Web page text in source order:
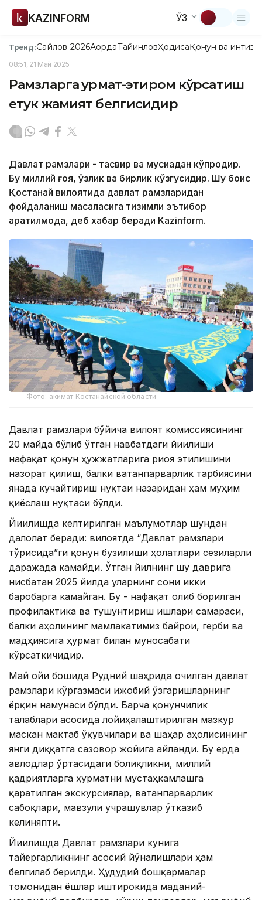
KAZINFORM ЎЗ
Тренд:Сайлов-2026АқордаТайинловҲодисаҚонун ва
08:51, 21 Май 2025
Рамзларга ҳурмат-эҳтиром кўрсатиш
етук жамият белгисидир
Давлат рамзлари - тасвир ва мусиқадан кўпроқдир.
Бу миллий ғоя, ўзлик ва бирлик кўзгусидир. Шу боис
Қостанай вилоятида давлат рамзларидан
фойдаланиш масаласига тизимли эътибор
қаратилмоқда, деб хабар беради Kazinform.
Фото: акимат Костанайской области
Давлат рамзлари бўйича вилоят комиссиясининг
20 майда бўлиб ўтган навбатдаги йиғилиши
нафақат қонун ҳужжатларига риоя этилишини
назорат қилиш, балки ватанпарварлик тарбиясини
янада кучайтириш нуқтаи назаридан ҳам муҳим
қиёслаш нуқтаси бўлди.
Йиғилишда келтирилган маълумотлар шундан
далолат беради: вилоятда “Давлат рамзлари
тўғрисида”ги қонун бузилиши ҳолатлари сезиларли
даражада камайди. Ўтган йилнинг шу даврига
нисбатан 2025 йилда уларнинг сони икки
баробарга камайган. Бу - нафақат олиб борилган
профилактика ва тушунтириш ишлари самараси,
балки аҳолининг мамлакатимиз байроғи, герби ва
мадҳиясига ҳурмат билан муносабати
кўрсаткичидир.
Май ойи бошида Рудний шаҳрида очилган давлат
рамзлари кўргазмаси ижобий ўзгаришларнинг
ёрқин намунаси бўлди. Барча қонунчилик
талаблари асосида лойиҳалаштирилган мазкур
маскан мактаб ўқувчилари ва шаҳар аҳолисининг
янги диққатга сазовор жойига айланди. Бу ерда
авлодлар ўртасидаги боғлиқликни, миллий
қадриятларга ҳурматни мустаҳкамлашга
қаратилган экскурсиялар, ватанпарварлик
сабоқлари, мавзули учрашувлар ўтказиб
келиняпти.
Йиғилишда Давлат рамзлари кунига
тайёргарликнинг асосий йўналишлари ҳам
белгилаб берилди. Ҳудудий бошқармалар
томонидан ёшлар иштирокида маданий-